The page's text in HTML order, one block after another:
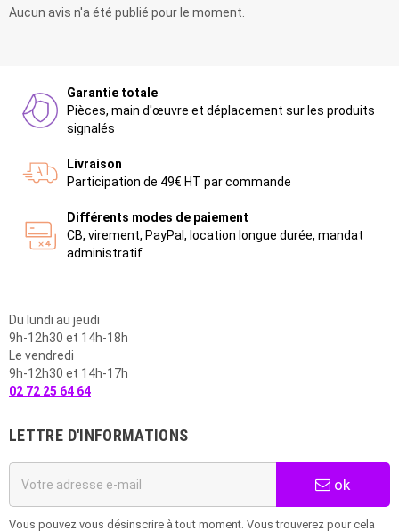
Aucun avis n'a été publié pour le moment.
Garantie totale
Pièces, main d'œuvre et déplacement sur les produits
signalés
Livraison
Participation de 49€ HT par commande
Différents modes de paiement
CB, virement, PayPal, location longue durée, mandat
administratif
Du lundi au jeudi
9h-12h30 et 14h-18h
Le vendredi
9h-12h30 et 14h-17h
02 72 25 64 64
LETTRE D'INFORMATIONS
ok
Vous pouvez vous désinscrire à tout moment. Vous trouverez pour cela